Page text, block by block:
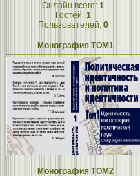
Онлайн всего: 1
Гостей: 1
Пользователей: 0
Монография ТОМ1
Монография ТОМ2